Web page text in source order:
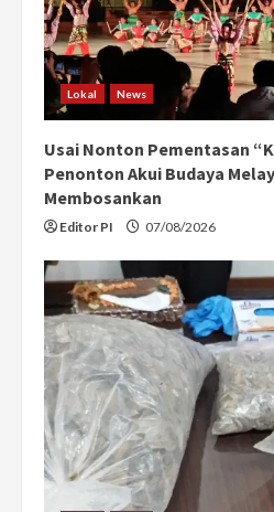
Lokal News
Usai Nonton Pementasan
Penonton Akui Budaya
Membosankan
Editor PI 07/08/2026